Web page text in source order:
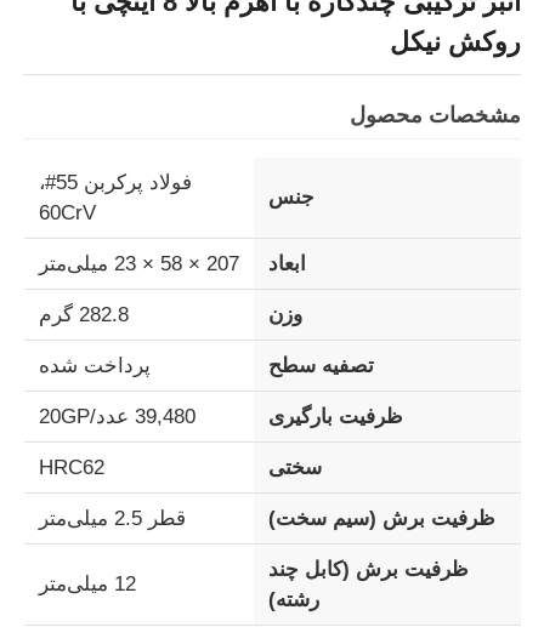
محصولات
فیلم های
روکش نیکل
مشخصات محصول
جنس
فولاد پرکربن 55#،
60CrV
ابعاد 207 × 58 × 23 میلی‌متر
وزن 282.8 گرم
تصفیه سطح پرداخت شده
ظرفیت بارگیری 39,480 عدد/20GP
سختی HRC62
ظرفیت برش (سیم سخت) قطر 2.5 میلی‌متر
ظرفیت برش (کابل چند
رشته)
12 میلی‌متر